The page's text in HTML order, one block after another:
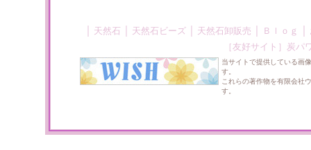
天然石 天然石ビーズ 天然石卸販売 Ｂｌｏｇ
［友好サイト］ 炭パ
当サイトで提供している画
す。
これらの著作物を有限会社
す。